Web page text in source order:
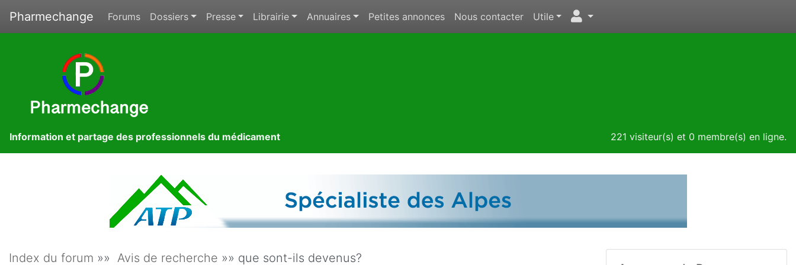
Pharmechange Forums Dossiers Presse Librairie Annuaires Petites annonces Nous contacter Utile
Information et partage des professionnels du médicament 221 visiteur(s) et 0 membre(s) en ligne.
Index du forum »» Avis de recherche »» que sont-ils devenus?